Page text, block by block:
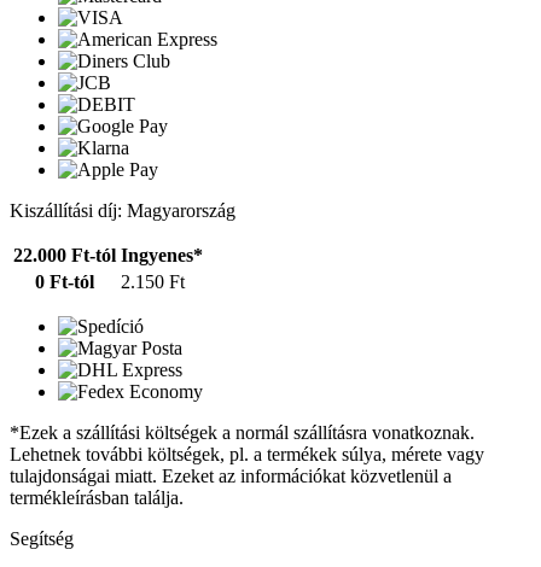
Kiszállítási díj: Magyarország
22.000 Ft-tól Ingyenes*
0 Ft-tól
2.150 Ft
*Ezek a szállítási költségek a normál szállításra vonatkoznak.
Lehetnek további költségek, pl. a termékek súlya, mérete vagy
tulajdonságai miatt. Ezeket az információkat közvetlenül a
termékleírásban találja.
Segítség